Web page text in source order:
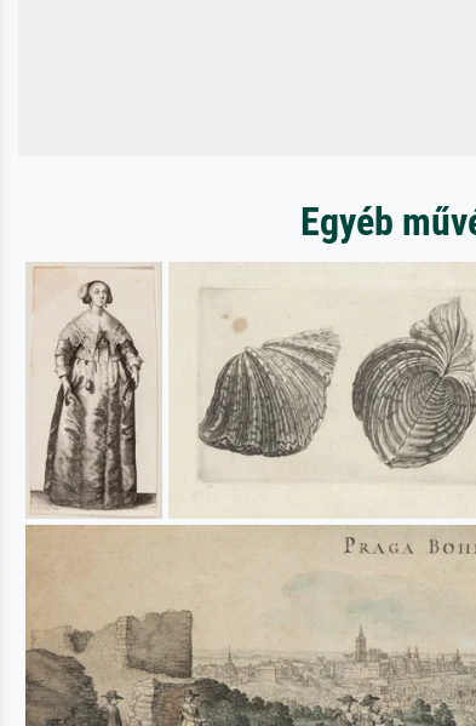
Egyéb